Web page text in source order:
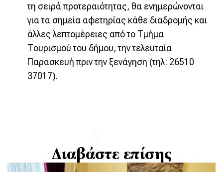
τη σειρά προτεραιότητας, θα ενημερώνονται
για τα σημεία αφετηρίας κάθε διαδρομής και
άλλες λεπτομέρειες από το Τμήμα
Τουρισμού του δήμου, την τελευταία
Παρασκευή πριν την ξενάγηση (τηλ: 26510
37017).
Διαβάστε επίσης